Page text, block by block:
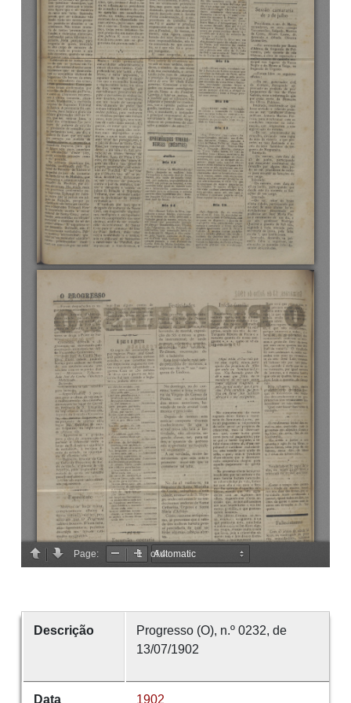
Descrição
Progresso (O), n.º 0232, de
13/07/1902
Data 1902